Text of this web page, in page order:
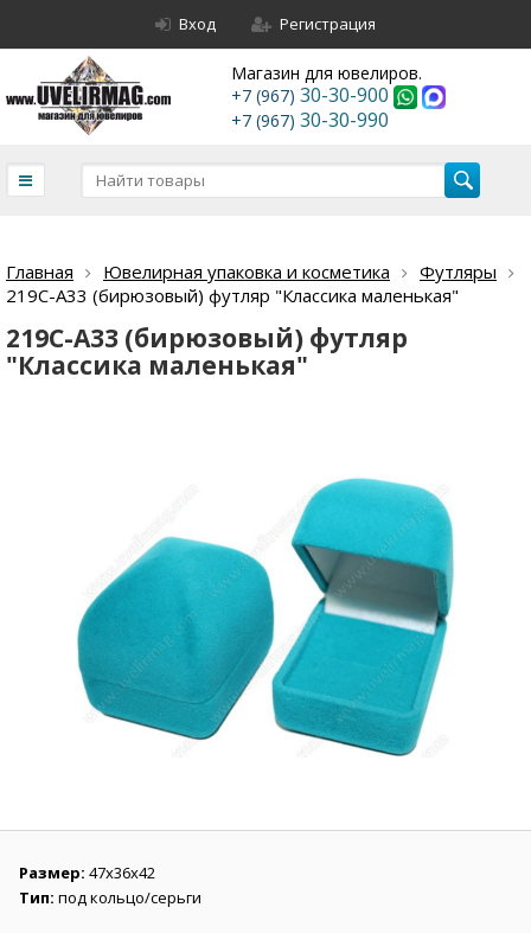
Вход Регистрация
Магазин для ювелиров.
+7 (967) 30-30-900
+7 (967) 30-30-990
Главная Ювелирная упаковка и косметика
Футляры
219С-А33 (бирюзовый) футляр "Классика маленькая"
219С-А33 (бирюзовый) футляр
"Классика маленькая"
Размер: 47х36х42
Тип: под кольцо/серьги